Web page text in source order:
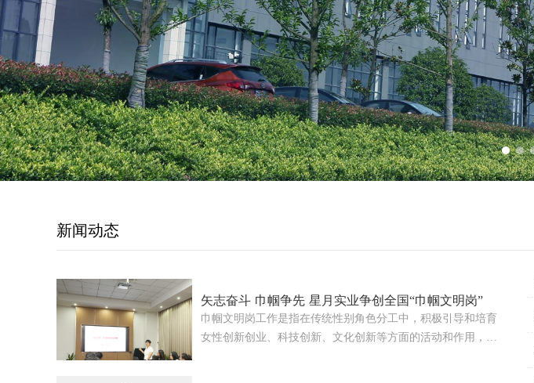
新闻动态
矢志奋斗 巾帼争先 星月实业争创全国“巾帼文明岗”
巾帼文明岗工作是指在传统性别角色分工中，积极引导和培育
女性创新创业、科技创新、文化创新等方面的活动和作用，建